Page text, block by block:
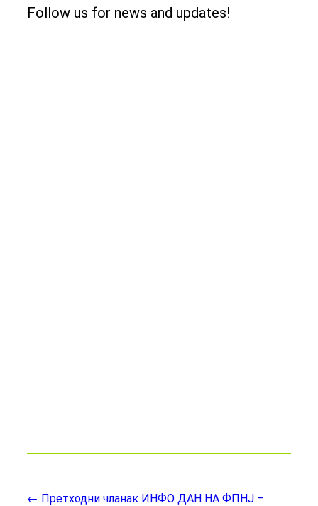
Follow us for news and updates!
← Претходни чланак ИНФО ДАН НА ФПНЈ –